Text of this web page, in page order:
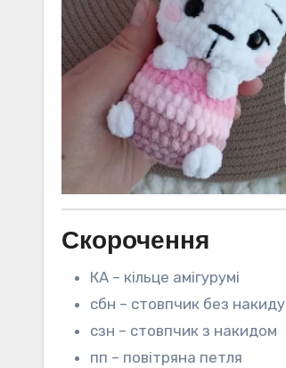
Скорочення
КА – кільце амігурумі
сбн – стовпчик без накиду
сзн – стовпчик з накидом
пп – повітряна петля